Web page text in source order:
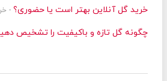
خرید گل آنلاین بهتر است یا حضوری؟ - خرید
چگونه گل تازه و باکیفیت را تشخیص